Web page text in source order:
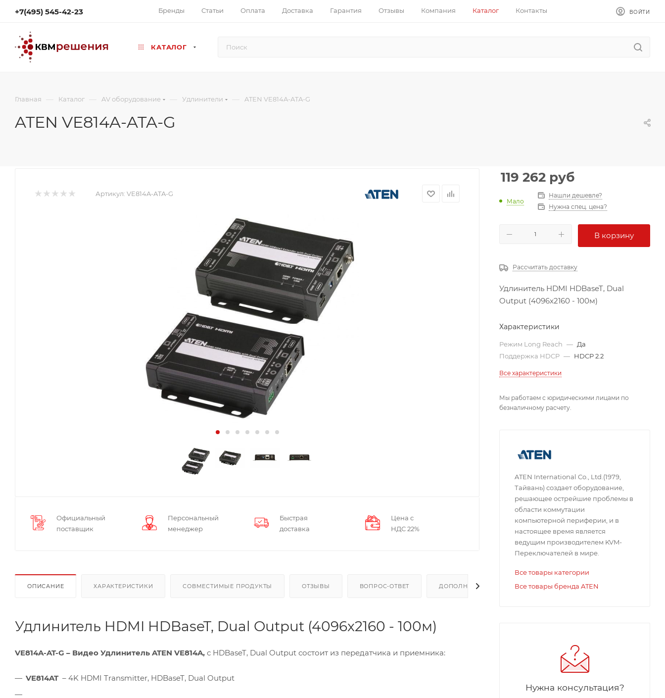
+7(495) 545-42-23 Бренды Статьи Оплата Доставка Гарантия Отзывы Компания Каталог Контакты ВОЙТИ
КАТАЛОГ
Главная — Каталог — AV оборудование — Удлинители — ATEN VE814A-ATA-G
ATEN VE814A-ATA-G
Артикул: VE814A-ATA-G
Официальный
поставщик
Персональный
менеджер
Быстрая
доставка
Цена с
НДС 22%
ОПИСАНИЕ ХАРАКТЕРИСТИКИ СОВМЕСТИМЫЕ ПРОДУКТЫ ОТЗЫВЫ ВОПРОС-ОТВЕТ ДОПОЛНИТЕЛЬНО
Удлинитель HDMI HDBaseT, Dual Output (4096x2160 - 100м)
VE814A-AT-G – Видео Удлинитель ATEN VE814A, с HDBaseT, Dual Output состоит из передатчика и приемника:
VE814AT– 4K HDMI Transmitter, HDBaseT, Dual Output
119 262 руб
Мало
Нашли дешевле?
Нужна спец. цена?
В корзину
Рассчитать доставку
Удлинитель HDMI HDBaseT, Dual
Output (4096x2160 - 100м)
Характеристики
Режим Long Reach — Да
Поддержка HDCP — HDCP 2.2
Все характеристики
Мы работаем с юридическими лицами по
безналичному расчету.
ATEN International Co., Ltd.(1979,
Тайвань) создает оборудование,
решающее острейшие проблемы в
области коммутации
компьютерной периферии, и в
настоящее время является
ведущим производителем KVM-
Переключателей в мире.
Все товары категории
Все товары бренда ATEN
Нужна консультация?